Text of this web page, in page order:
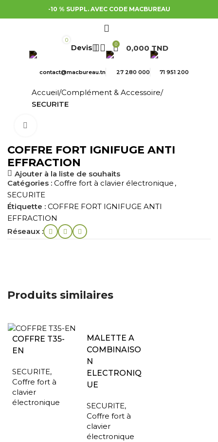
-10 % SUPPL. AVEC CODE MACBUREAU
0
0 0,000 TND
contact@macbureau.tn 27 280 000 71 951 200
Accueil Complément & Accessoire
SECURITE
COFFRE FORT IGNIFUGE ANTI
EFFRACTION
Ajouter à la liste de souhaits
Catégories : Coffre fort à clavier électronique ,
SECURITE
Étiquette : COFFRE FORT IGNIFUGE ANTI
EFFRACTION
Réseaux :
Produits similaires
COFFRE T35-
EN
SECURITE,
Coffre fort à
clavier
électronique
MALETTE A
COMBINAISO
N
ELECTRONIQ
UE
SECURITE,
Coffre fort à
clavier
électronique